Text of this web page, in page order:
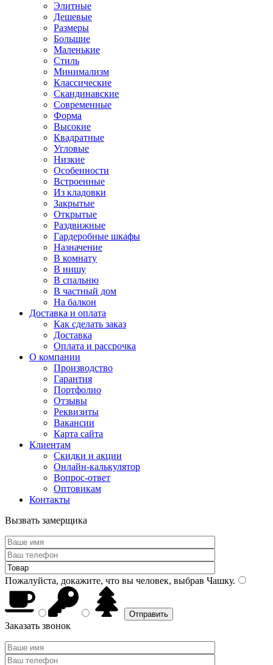
Элитные
Дешевые
Размеры
Большие
Маленькие
Стиль
Минимализм
Классические
Скандинавские
Современные
Форма
Высокие
Квадратные
Угловые
Низкие
Особенности
Встроенные
Из кладовки
Закрытые
Открытые
Раздвижные
Гардеробные шкафы
Назначение
В комнату
В нишу
В спальню
В частный дом
На балкон
Доставка и оплата
Как сделать заказ
Доставка
Оплата и рассрочка
О компании
Производство
Гарантия
Портфолио
Отзывы
Реквизиты
Вакансии
Карта сайта
Клиентам
Скидки и акции
Онлайн-калькулятор
Вопрос-ответ
Оптовикам
Контакты
Вызвать замерщика
Пожалуйста, докажите, что вы человек, выбрав Чашку.
Заказать звонок